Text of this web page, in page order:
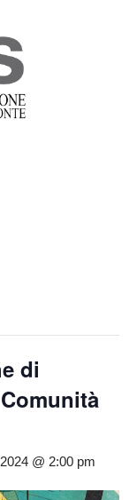
di
@ 2:00 pm